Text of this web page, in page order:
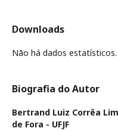
Downloads
Não há dados estatísticos.
Biografia do Autor
Bertrand Luiz Corrêa
de Fora - UFJF